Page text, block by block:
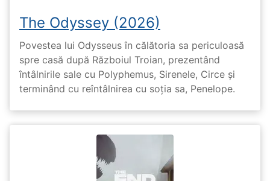
The Odyssey (2026)
Povestea lui Odysseus în călătoria sa periculoasă
spre casă după Războiul Troian, prezentând
întâlnirile sale cu Polyphemus, Sirenele, Circe și
terminând cu reîntâlnirea cu soția sa, Penelope.